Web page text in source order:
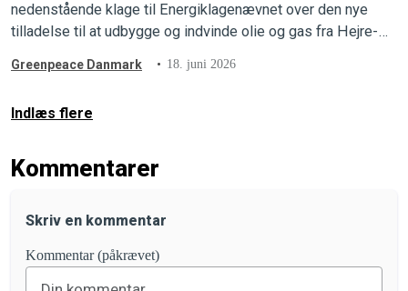
nedenstående klage til Energiklagenævnet over den nye
tilladelse til at udbygge og indvinde olie og gas fra Hejre-
Greenpeace Danmark 18. juni 2026
Indlæs flere
Kommentarer
Skriv en kommentar
Kommentar (påkrævet)